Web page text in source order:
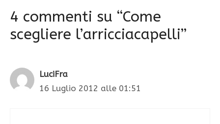
4 commenti su “Come
scegliere l’arricciacapelli”
LuciFra
16 Luglio 2012 alle 01:51